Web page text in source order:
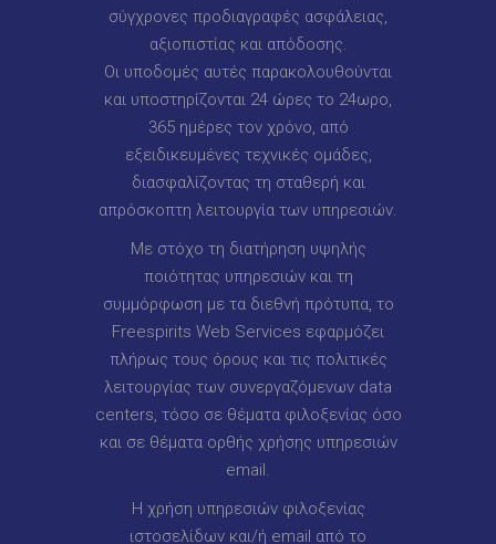
σύγχρονες προδιαγραφές ασφάλειας,
αξιοπιστίας και απόδοσης.
Οι υποδομές αυτές παρακολουθούνται
και υποστηρίζονται 24 ώρες το 24ωρο,
365 ημέρες τον χρόνο, από
εξειδικευμένες τεχνικές ομάδες,
διασφαλίζοντας τη σταθερή και
απρόσκοπτη λειτουργία των υπηρεσιών.
Με στόχο τη διατήρηση υψηλής
ποιότητας υπηρεσιών και τη
συμμόρφωση με τα διεθνή πρότυπα, το
Freespirits Web Services εφαρμόζει
πλήρως τους όρους και τις πολιτικές
λειτουργίας των συνεργαζόμενων data
centers, τόσο σε θέματα φιλοξενίας όσο
και σε θέματα ορθής χρήσης υπηρεσιών
email.
Η χρήση υπηρεσιών φιλοξενίας
ιστοσελίδων και/ή email από το